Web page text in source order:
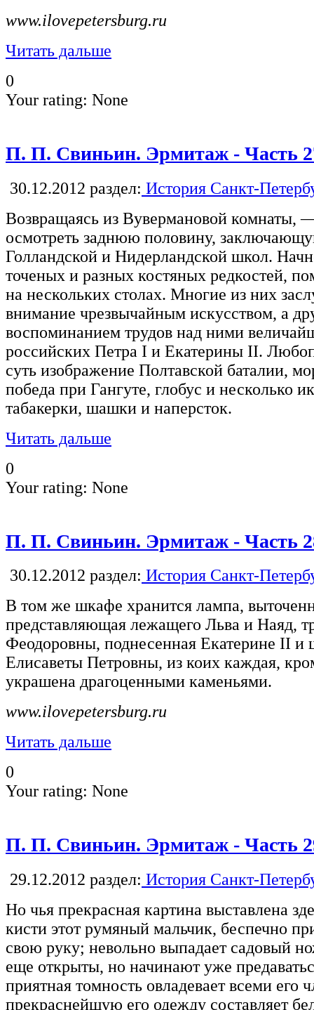
www.ilovepetersburg.ru
Читать дальше
0
Your rating: None
П. П. Свиньин. Эрмитаж - Часть
30.12.2012 раздел: История Санкт-
Возвращаясь из Вувермановой комнаты,
осмотреть заднюю половину,
Голландской и Нидерландской школ.
точеных и разных костяных редкостей,
на нескольких столах. Многие из них
внимание чрезвычайным искусством, а
воспоминанием трудов над ними
российских Петра I и Екатерины II.
суть изображение Полтавской баталии,
победа при Гангуте, глобус и несколько
табакерки, шашки и наперсток.
Читать дальше
0
Your rating: None
П. П. Свиньин. Эрмитаж - Часть
30.12.2012 раздел: История Санкт-
В том же шкафе хранится лампа,
представляющая лежащего Льва и Наяд,
Феодоровны, поднесенная Екатерине II
Елисаветы Петровны, из коих каждая,
украшена драгоценными каменьями.
www.ilovepetersburg.ru
Читать дальше
0
Your rating: None
П. П. Свиньин. Эрмитаж - Часть
29.12.2012 раздел: История Санкт-
Но чья прекрасная картина выставлена
кисти этот румяный мальчик, беспечно
свою руку; невольно выпадает садовый
еще открыты, но начинают уже
приятная томность овладевает всеми его
прекраснейшую его одежду составляет